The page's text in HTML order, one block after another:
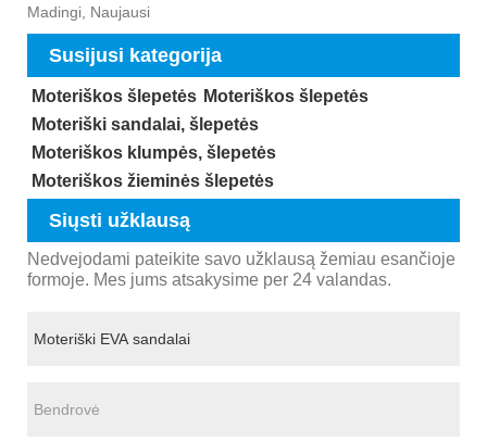
Madingi, Naujausi
Susijusi kategorija
Moteriškos šlepetės Moteriškos šlepetės
Moteriški sandalai, šlepetės
Moteriškos klumpės, šlepetės
Moteriškos žieminės šlepetės
Siųsti užklausą
Nedvejodami pateikite savo užklausą žemiau esančioje
formoje. Mes jums atsakysime per 24 valandas.